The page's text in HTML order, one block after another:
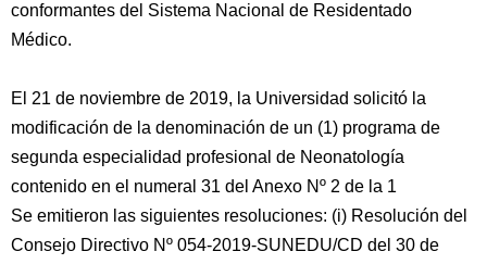
conformantes del Sistema Nacional de Residentado
Médico.
El 21 de noviembre de 2019, la Universidad solicitó la
modificación de la denominación de un (1) programa de
segunda especialidad profesional de Neonatología
contenido en el numeral 31 del Anexo Nº 2 de la 1
Se emitieron las siguientes resoluciones: (i) Resolución del
Consejo Directivo Nº 054-2019-SUNEDU/CD del 30 de